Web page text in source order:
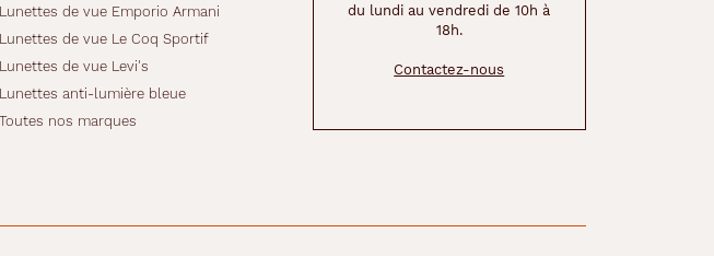
Lunettes de vue Emporio Armani
Lunettes de vue Le Coq Sportif
Lunettes de vue Levi's
Lunettes anti-lumière bleue
Toutes nos marques
du lundi au vendredi de 10h à
18h.
Contactez-nous